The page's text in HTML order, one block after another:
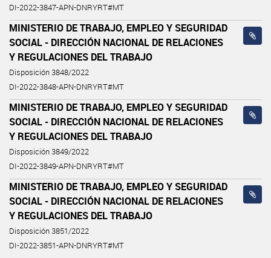
DI-2022-3847-APN-DNRYRT#MT
MINISTERIO DE TRABAJO, EMPLEO Y SEGURIDAD
SOCIAL - DIRECCIÓN NACIONAL DE RELACIONES
Y REGULACIONES DEL TRABAJO
Disposición 3848/2022
DI-2022-3848-APN-DNRYRT#MT
MINISTERIO DE TRABAJO, EMPLEO Y SEGURIDAD
SOCIAL - DIRECCIÓN NACIONAL DE RELACIONES
Y REGULACIONES DEL TRABAJO
Disposición 3849/2022
DI-2022-3849-APN-DNRYRT#MT
MINISTERIO DE TRABAJO, EMPLEO Y SEGURIDAD
SOCIAL - DIRECCIÓN NACIONAL DE RELACIONES
Y REGULACIONES DEL TRABAJO
Disposición 3851/2022
DI-2022-3851-APN-DNRYRT#MT